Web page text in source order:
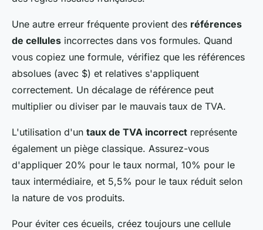
Une autre erreur fréquente provient des références
de cellules incorrectes dans vos formules. Quand
vous copiez une formule, vérifiez que les références
absolues (avec $) et relatives s'appliquent
correctement. Un décalage de référence peut
multiplier ou diviser par le mauvais taux de TVA.
L'utilisation d'un taux de TVA incorrect représente
également un piège classique. Assurez-vous
d'appliquer 20% pour le taux normal, 10% pour le
taux intermédiaire, et 5,5% pour le taux réduit selon
la nature de vos produits.
Pour éviter ces écueils, créez toujours une cellule